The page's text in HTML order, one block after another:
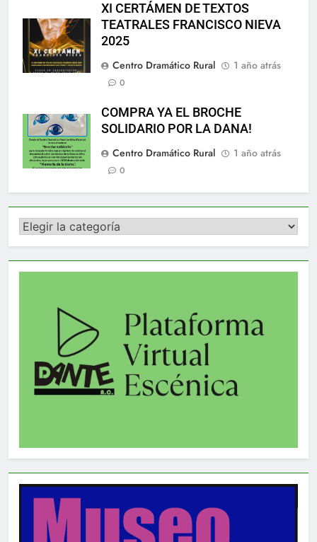
XI CERTÁMEN DE TEXTOS
TEATRALES FRANCISCO NIEVA
2025
Centro Dramático Rural
1 año atrás
0
COMPRA YA EL BROCHE
SOLIDARIO POR LA DANA!
Centro Dramático Rural
1 año atrás
0
Categorías